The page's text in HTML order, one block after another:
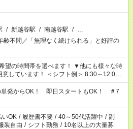
/ 新越谷駅 / 南越谷駅 / …
齢不問／「無理なく続けられる」と好評の
帯を選べます！ ▼他にも様々な時
意しています！ ＜シフト例＞ 8:30～12:00
22:00 22:00～翌6:00 など
発からOK！ 即日スタートもOK！ ＃7
いOK / 履歴書不要 / 40～50代活躍中 / 副
装自由 / シフト勤務 / 10名以上の大量募